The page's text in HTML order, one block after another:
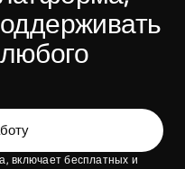
включает бесплатных и